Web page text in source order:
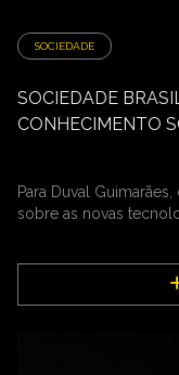
SOCIEDADE
SOCIEDADE
CONHECIMENTO
Para Duval
sobre as novas